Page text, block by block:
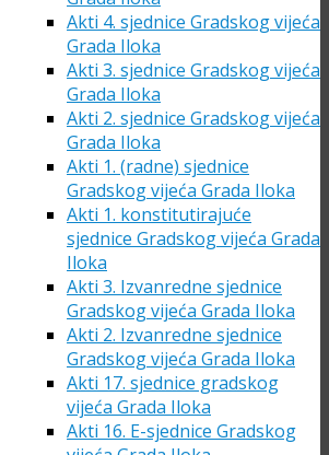
Akti 4. sjednice Gradskog vijeća
Grada Iloka
Akti 3. sjednice Gradskog vijeća
Grada Iloka
Akti 2. sjednice Gradskog vijeća
Grada Iloka
Akti 1. (radne) sjednice
Gradskog vijeća Grada Iloka
Akti 1. konstitutirajuće
sjednice Gradskog vijeća Grada
Iloka
Akti 3. Izvanredne sjednice
Gradskog vijeća Grada Iloka
Akti 2. Izvanredne sjednice
Gradskog vijeća Grada Iloka
Akti 17. sjednice gradskog
vijeća Grada Iloka
Akti 16. E-sjednice Gradskog